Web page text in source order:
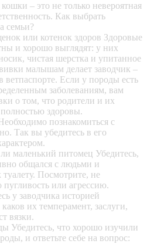
– это не только невероятная
Как выбрать
семьи?
или котенок здоров Здоровые
и хорошо выглядят: у них
чистая шерстка и упитанное
малышам делает заводчик –
ветпаспорте. Если у породы есть
заболеваниям, вам
о том, что родители и их
здоровы.
познакомиться с
Так вы убедитесь в его
маленький питомец Убедитесь,
общался с людьми и
Посмотрите, не
или агрессию.
у заводчика историей
их темперамент, заслуги,
вязки.
Убедитесь, что хорошо изучили
и ответьте себе на вопрос: